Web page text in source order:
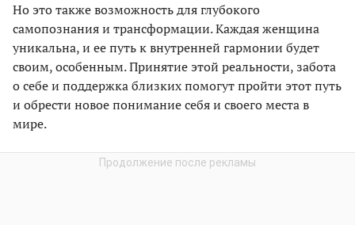
Но это также возможность для глубокого
самопознания и трансформации. Каждая женщина
уникальна, и ее путь к внутренней гармонии будет
своим, особенным. Принятие этой реальности, забота
о себе и поддержка близких помогут пройти этот путь
и обрести новое понимание себя и своего места в
мире.